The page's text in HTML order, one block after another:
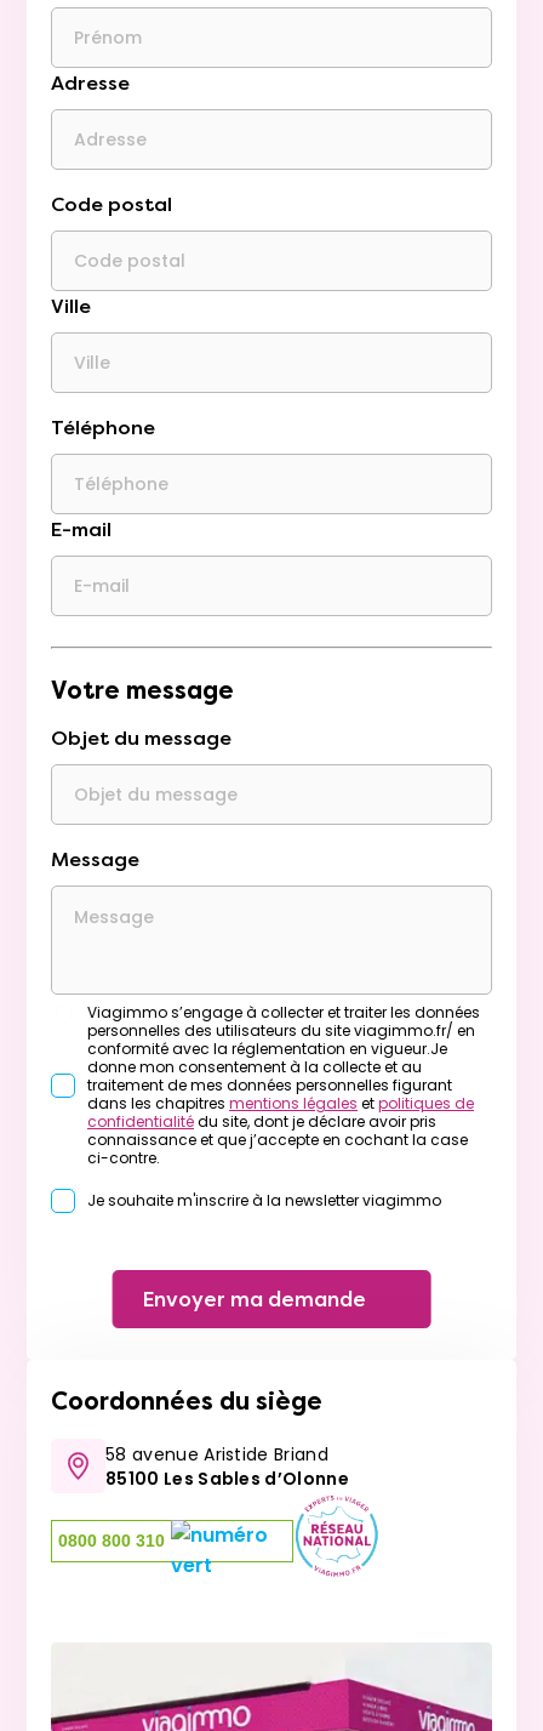
Adresse
Code postal
Ville
Téléphone
E-mail
Votre message
Objet du message
Message
Viagimmo s’engage à collecter et traiter les données
personnelles des utilisateurs du site viagimmo.fr/ en
conformité avec la réglementation en vigueur.Je
donne mon consentement à la collecte et au
traitement de mes données personnelles figurant
dans les chapitres mentions légales etpolitiques de
confidentialitédu site, dont je déclare avoir pris
connaissance et que j’accepte en cochant la case
ci-contre.
Je souhaite m'inscrire à la newsletter viagimmo
Envoyer ma demande
Coordonnées du siège
58 avenue Aristide Briand
85100 Les Sables d’Olonne
0800 800 310